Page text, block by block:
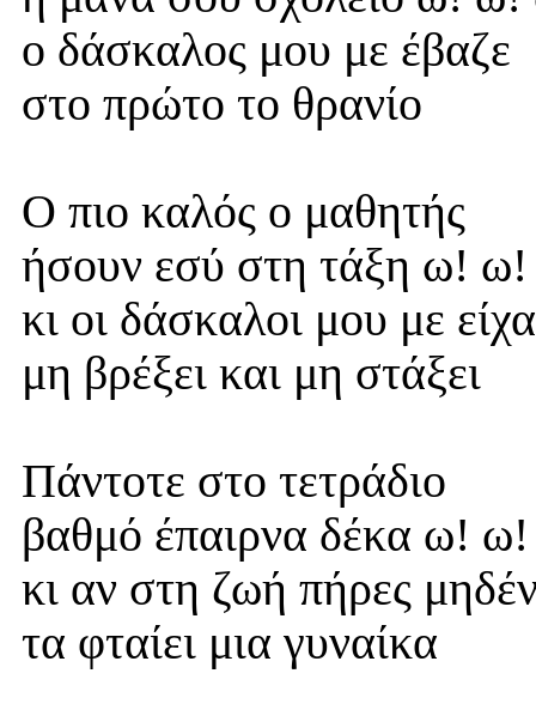
ο δάσκαλος μου με έβαζε
στο πρώτο το θρανίο
Ο πιο καλός ο μαθητής
ήσουν εσύ στη τάξη ω!
κι οι δάσκαλοι μου με
μη βρέξει και μη στάξει
Πάντοτε στο τετράδιο
βαθμό έπαιρνα δέκα ω!
κι αν στη ζωή πήρες
τα φταίει μια γυναίκα